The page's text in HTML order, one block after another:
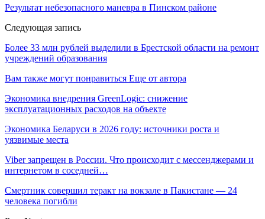
Результат небезопасного маневра в Пинском районе
Следующая запись
Более 33 млн рублей выделили в Брестской области на ремонт
учреждений образования
Вам также могут понравиться Еще от автора
Экономика внедрения GreenLogic: снижение
эксплуатационных расходов на объекте
Экономика Беларуси в 2026 году: источники роста и
уязвимые места
Viber запрещен в России. Что происходит с мессенджерами и
интернетом в соседней…
Смертник совершил теракт на вокзале в Пакистане — 24
человека погибли